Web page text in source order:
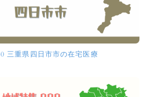
三重県四日市市の在宅医療